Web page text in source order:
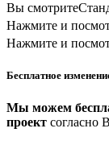
Вы смотрите
Нажмите и
Нажмите и
Бесплатное
Мы можем
проект согласно